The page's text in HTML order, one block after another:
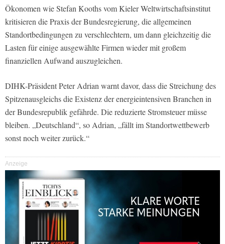
Ökonomen wie Stefan Kooths vom Kieler Weltwirtschaftsinstitut
kritisieren die Praxis der Bundesregierung, die allgemeinen
Standortbedingungen zu verschlechtern, um dann gleichzeitig die
Lasten für einige ausgewählte Firmen wieder mit großem
finanziellen Aufwand auszugleichen.
DIHK-Präsident Peter Adrian warnt davor, dass die Streichung des
Spitzenausgleichs die Existenz der energieintensiven Branchen in
der Bundesrepublik gefährde. Die reduzierte Stromsteuer müsse
bleiben. „Deutschland“, so Adrian, „fällt im Standortwettbewerb
sonst noch weiter zurück.“
Anzeige